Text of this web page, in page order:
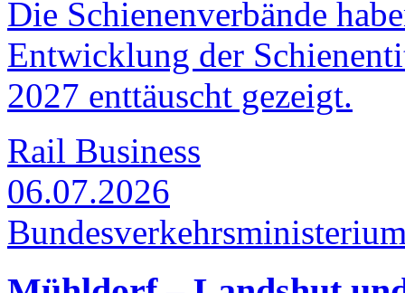
Die Schienenverbände
Entwicklung der
2027 enttäuscht gezeigt.
Rail Business
06.07.2026